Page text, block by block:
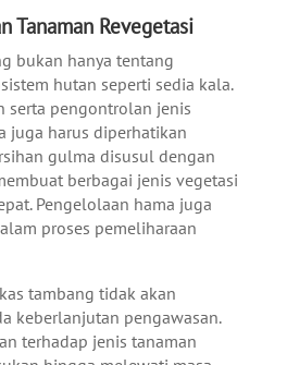
Tanaman Revegetasi
bukan hanya tentang
hutan seperti sedia kala.
serta pengontrolan jenis
juga harus diperhatikan
gulma disusul dengan
berbagai jenis vegetasi
Pengelolaan hama juga
proses pemeliharaan
tambang tidak akan
keberlanjutan pengawasan.
terhadap jenis tanaman